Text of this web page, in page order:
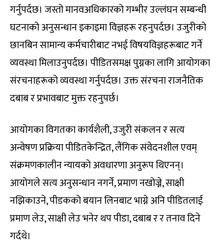
गर्नुपर्दछ। जस्तो मानवअधिकारको गम्भीर उल्लंघन सम्बन्धी
घटनाको अनुसन्धान इकाइमा विज्ञहरू रहनुपर्दछ। उजुरीको
छानबिन सामान्य कर्मचारीबाट नभई विषयविज्ञहरूबाट गर्ने
व्यवस्था मिलाउनुपर्दछ। पीडितसमक्ष पुग्नका लागि आयोगका
संरचनाहरूको व्यवस्था गर्नुपर्दछ। उक्त संरचना राजनैतिक
दबाब र प्रभावबाट मुक्त रहनुपर्छ।
आयोगका विगतका कार्यशैली, उजुरी संकलन र सत्य
अन्वेषण प्रक्रिया पीडितकेन्द्रित, लैंगिक संवेदनशील एवम्
संक्रमणकालीन न्यायको अवधारणा अनुरूप थिएनन्।
आयोगले सत्य अनुसन्धान नगर्ने, प्रमाण नखोज्ने, साक्षी
नझिकाउने, पीडकको बयान लिनबाट भाग्ने अनि पीडितलाई
प्रमाण लेउ, साक्षी लेउ भनेर थप पीडा, दबाब र र तनाव दिने
गर्दथे।